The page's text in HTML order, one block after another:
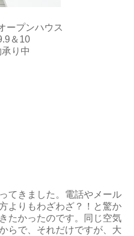
ープンハウス
＆10
り中
てきました。電話やメール
よりもわざわざ？！と驚か
たかったのです。同じ空気
らで、それだけですが、大